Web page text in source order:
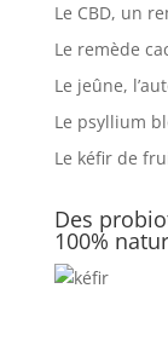
Le CBD, un
Le remède
Le jeûne,
Le psyllium
Le kéfir de
Des
100%